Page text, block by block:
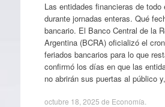
Las entidades financieras de todo
durante jornadas enteras. Qué
bancario. El Banco Central de la
Argentina (BCRA) oficializó el
feriados bancarios para lo que
confirmó los días en que las
no abrirán sus puertas al público
octubre 18, 2025 de Economía